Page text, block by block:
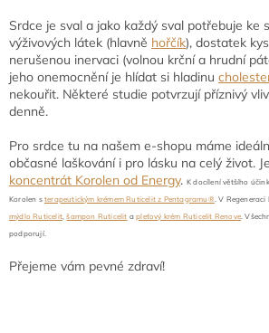
Srdce je sval a jako každý sval potřebuje ke
výživových látek (hlavně hořčík), dostatek
nerušenou inervaci (volnou krční a hrudní
jeho onemocnění je hlídat si hladinu
nekouřit. Některé studie potvrzují příznivý
denně.
Pro srdce tu na našem e-shopu máme
občasné laškování i pro lásku na celý život.
koncentrát Korolen od Energy. K docílení většího
Korolen s terapeutickým krémem Ruticelit z Pentagramu®. V
mýdlo Ruticelit šampon Ruticelit a pleťový krém Ruticelit Renove .
podporují.
Přejeme vám pevné zdraví!